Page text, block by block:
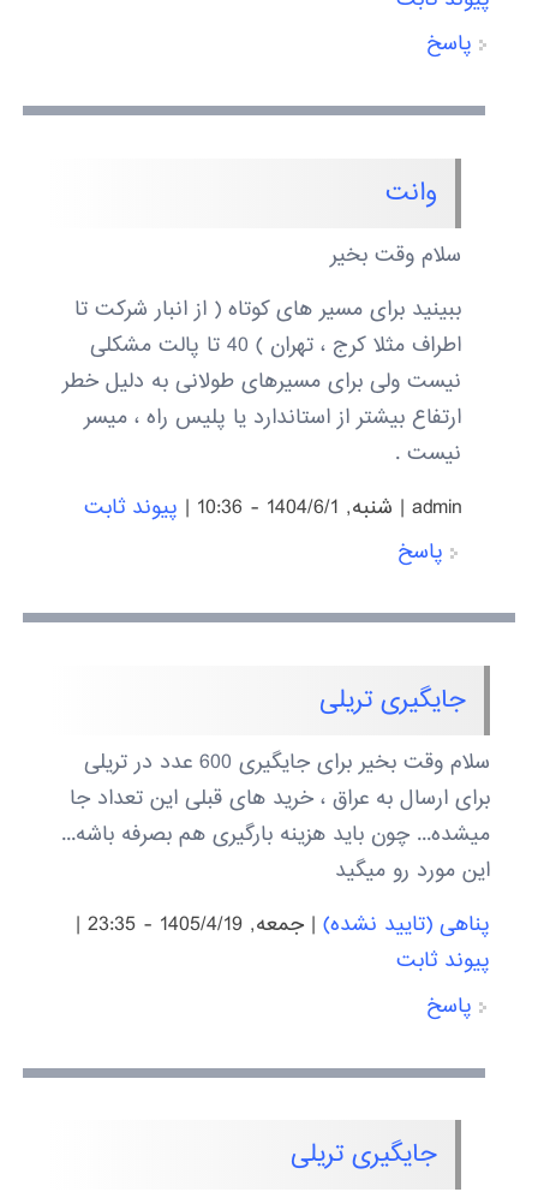
پاسخ
وانت
سلام وقت بخیر
ببینید برای مسیر های کوتاه ( از انبار شرکت تا
اطراف مثلا کرج ، تهران ) 40 تا پالت مشکلی
نیست ولی برای مسیرهای طولانی به دلیل خطر
ارتفاع بیشتر از استاندارد یا پلیس راه ، میسر
نیست .
admin
| شنبه, 1404/6/1 - 10:36 | پیوند ثابت
پاسخ
جایگیری تریلی
سلام وقت بخیر برای جایگیری 600 عدد در تریلی
برای ارسال به عراق ، خرید های قبلی این تعداد جا
میشده... چون باید هزینه بارگیری هم بصرفه باشه...
این مورد رو میگید
پناهی (تایید نشده)| جمعه, 1405/4/19 - 23:35
|
پیوند ثابت
پاسخ
جایگیری تریلی